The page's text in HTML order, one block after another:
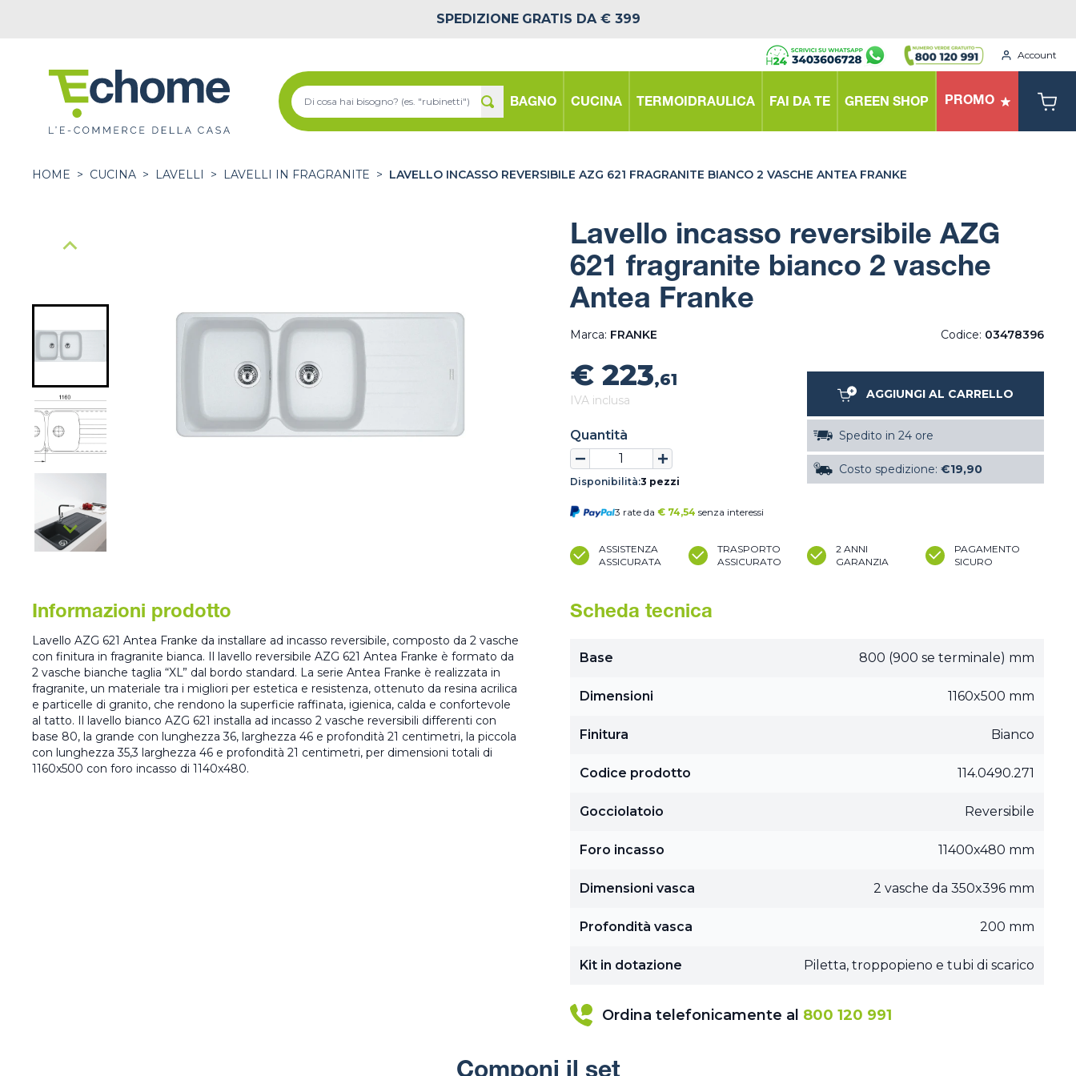
SPEDIZIONE GRATIS DA € 399
Account
BAGNO CUCINA TERMOIDRAULICA FAI DA TE GREEN SHOP PROMO
HOME > CUCINA > LAVELLI > LAVELLI IN FRAGRANITE > LAVELLO INCASSO REVERSIBILE AZG 621 FRAGRANITE BIANCO 2 VASCHE ANTEA FRANKE
Lavello incasso reversibile AZG
621 fragranite bianco 2 vasche
Antea Franke
Marca: FRANKE Codice: 03478396
€ 223,61
IVA inclusa
Quantità
Disponibilità:3 pezzi
3 rate da € 74,54 senza interessi
AGGIUNGI AL CARRELLO
Spedito in 24 ore
Costo spedizione: €19,90
ASSISTENZA
ASSICURATA
TRASPORTO
ASSICURATO
2 ANNI
GARANZIA
PAGAMENTO
SICURO
Informazioni prodotto
Lavello AZG 621 Antea Franke da installare ad incasso reversibile, composto da 2 vasche
con finitura in fragranite bianca. Il lavello reversibile AZG 621 Antea Franke è formato da
2 vasche bianche taglia “XL” dal bordo standard. La serie Antea Franke è realizzata in
fragranite, un materiale tra i migliori per estetica e resistenza, ottenuto da resina acrilica
e particelle di granito, che rendono la superficie raffinata, igienica, calda e confortevole
al tatto. Il lavello bianco AZG 621 installa ad incasso 2 vasche reversibili differenti con
base 80, la grande con lunghezza 36, larghezza 46 e profondità 21 centimetri, la piccola
con lunghezza 35,3 larghezza 46 e profondità 21 centimetri, per dimensioni totali di
1160x500 con foro incasso di 1140x480.
Scheda tecnica
Base 800 (900 se terminale) mm
Dimensioni 1160x500 mm
Finitura Bianco
Codice prodotto 114.0490.271
Gocciolatoio Reversibile
Foro incasso 11400x480 mm
Dimensioni vasca 2 vasche da 350x396 mm
Profondità vasca 200 mm
Kit in dotazione Piletta, troppopieno e tubi di scarico
Ordina telefonicamente al 800 120 991